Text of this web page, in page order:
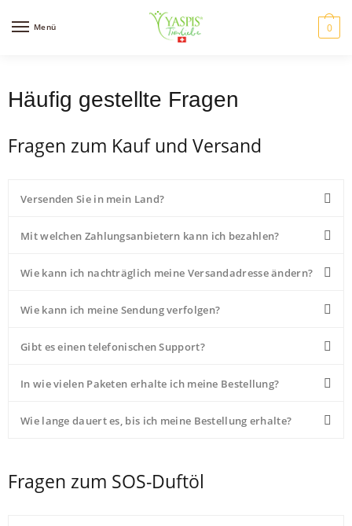
Menü 0
Häufig gestellte Fragen
Fragen zum Kauf und Versand
Versenden Sie in mein Land?
Mit welchen Zahlungsanbietern kann ich bezahlen?
Wie kann ich nachträglich meine Versandadresse ändern?
Wie kann ich meine Sendung verfolgen?
Gibt es einen telefonischen Support?
In wie vielen Paketen erhalte ich meine Bestellung?
Wie lange dauert es, bis ich meine Bestellung erhalte?
Fragen zum SOS-Duftöl